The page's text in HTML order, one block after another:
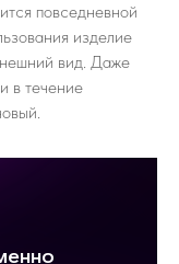
повседневной
изделие
вид. Даже
в течение